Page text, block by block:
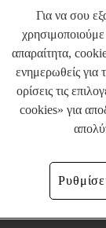
Για να σου
απαραίτητα,
ενημερωθείς για
ορίσεις τις
cookies» για